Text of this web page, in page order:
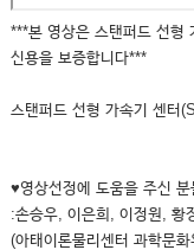
***본 영상은 스탠퍼드 선형
신용을 보증합니다***
스탠퍼드 선형 가속기 센
♥영상선정에 도움을 주신 분
:손승우, 이은희, 이정원, 황
(아태이론물리센터 과학문화